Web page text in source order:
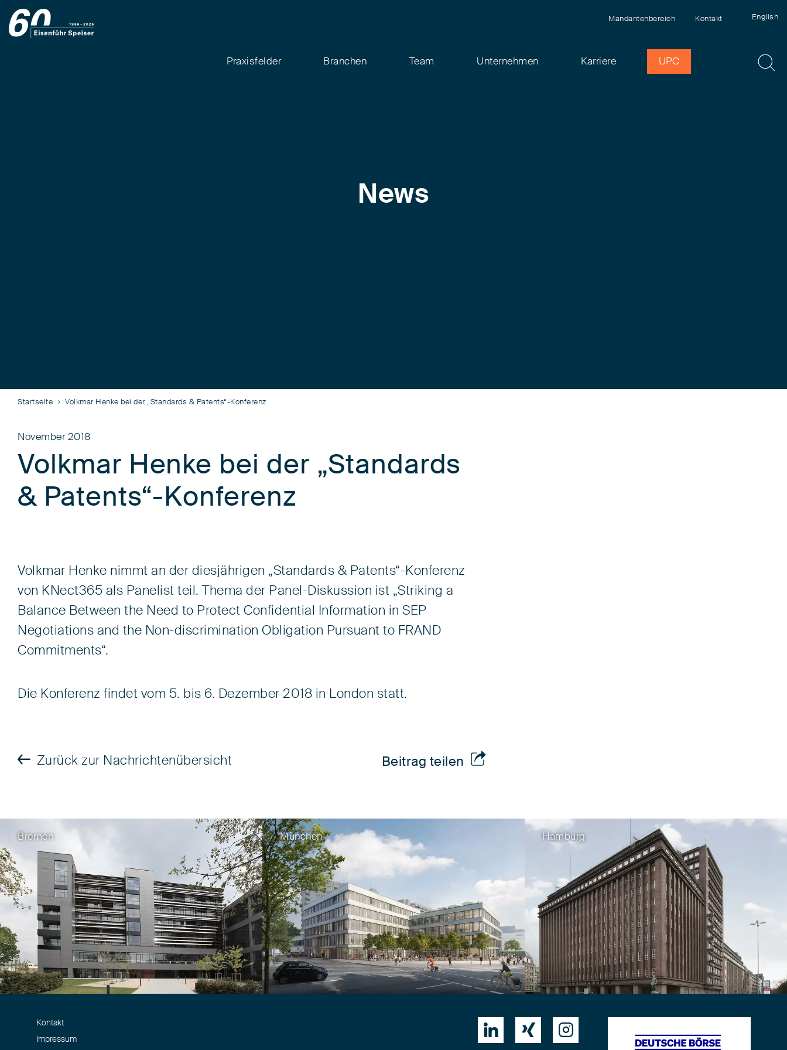
Mandantenbereich Kontakt English
Praxisfelder Branchen Team Unternehmen Karriere UPC
News
Startseite Volkmar Henke bei der „Standards & Patents“-Konferenz
November 2018
Volkmar Henke bei der „Standards
& Patents“-Konferenz
Volkmar Henke nimmt an der diesjährigen „Standards & Patents“-Konferenz
von KNect365 als Panelist teil. Thema der Panel-Diskussion ist „Striking a
Balance Between the Need to Protect Confidential Information in SEP
Negotiations and the Non-discrimination Obligation Pursuant to FRAND
Commitments“.
Die Konferenz findet vom 5. bis 6. Dezember 2018 in London statt.
Zurück zur Nachrichtenübersicht Beitrag teilen
Bremen München Hamburg
Kontakt
Impressum
  